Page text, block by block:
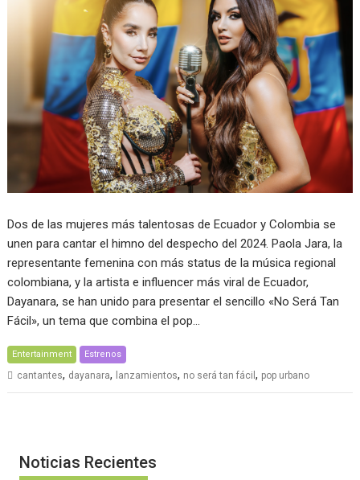
Dos de las mujeres más talentosas de Ecuador y Colombia se
unen para cantar el himno del despecho del 2024. Paola Jara, la
representante femenina con más status de la música regional
colombiana, y la artista e influencer más viral de Ecuador,
Dayanara, se han unido para presentar el sencillo «No Será Tan
Fácil», un tema que combina el pop…
Entertainment Estrenos
cantantes, dayanara, lanzamientos, no será tan fácil, pop urbano
Noticias Recientes